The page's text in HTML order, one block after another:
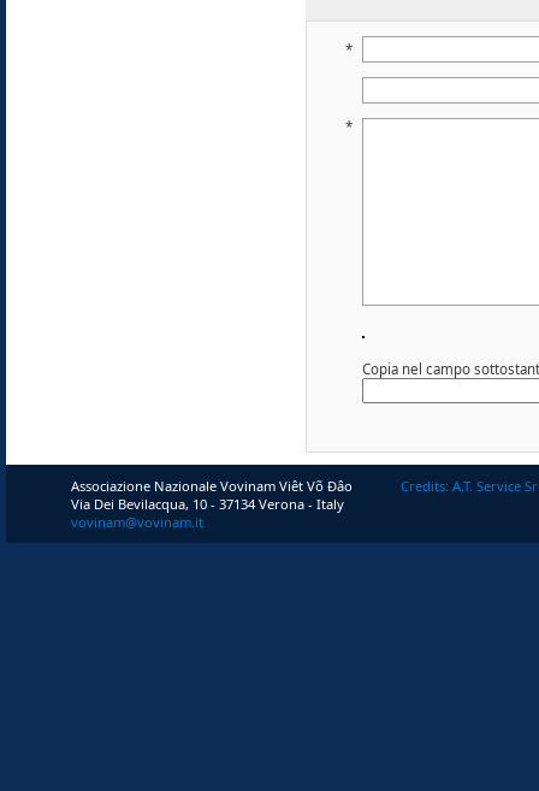
*
*
Copia nel campo
Associazione Nazionale Vovinam Viêt Võ Ðâo
Via Dei Bevilacqua, 10 - 37134 Verona - Italy
vovinam@vovinam.it
Credits: A.T. Service